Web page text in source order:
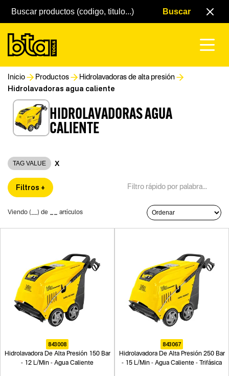
Inicio Productos Hidrolavadoras de alta presión
Hidrolavadoras agua caliente
HIDROLAVADORAS AGUA
CALIENTE
TAG VALUE X
Filtros +
Viendo ( ) de artículos
843008
Hidrolavadora De Alta Presión 150 Bar
- 12 L/Min - Agua Caliente
843067
Hidrolavadora De Alta Presión 250 Bar
- 15 L/Min - Agua Caliente - Trifásica